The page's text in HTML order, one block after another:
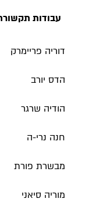
עבודות תקשורת
דוריה פריימרק
הדס יורב
הודיה שרגר
חנה נרי-ה
מבשרת פורת
מוריה סיאני